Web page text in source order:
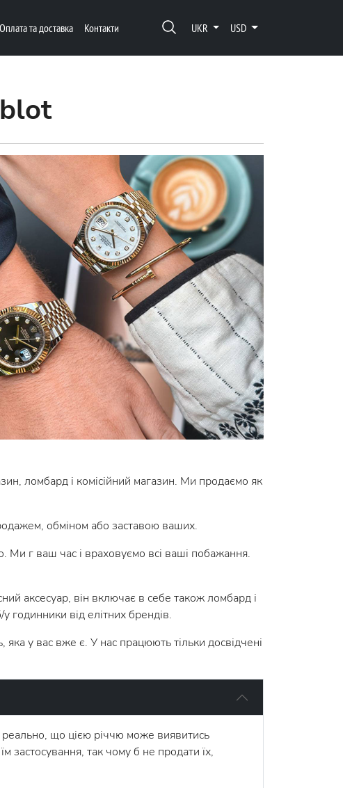
Оплата та доставка Контакти UKR USD
ломбард і комісійний магазин. Ми продаємо як
обміном або заставою ваших.
Ми г ваш час і враховуємо всі ваші побажання.
аксесуар, він включає в себе також ломбард і
годинники від елітних брендів.
у вас вже є. У нас працюють тільки досвідчені
що цією річчю може виявитись
застосування, так чому б не продати їх,